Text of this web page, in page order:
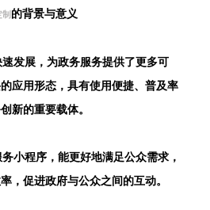
的背景与意义
发展，为政务服务提供了更多可
应用形态，具有使用便捷、普及率
新的重要载体。
小程序，能更好地满足公众需求，
，促进政府与公众之间的互动。